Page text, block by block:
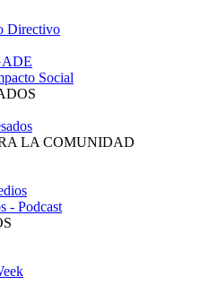
Directivo
Social
LA COMUNIDAD
- Podcast